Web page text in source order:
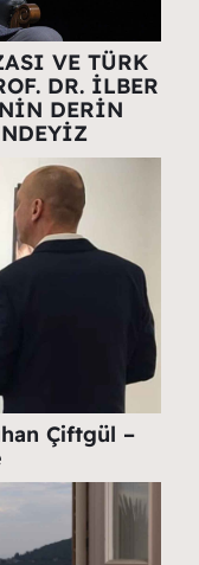
VE TÜRK
DR. İLBER
DERİN
Çiftgül –